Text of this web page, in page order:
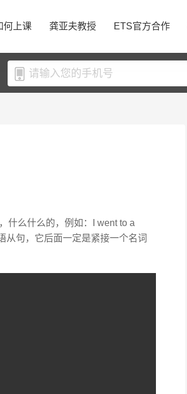
何上课 龚亚夫教授 ETS官方合作
什么什么的，例如：I went to a
从句，它后面一定是紧接一个名词